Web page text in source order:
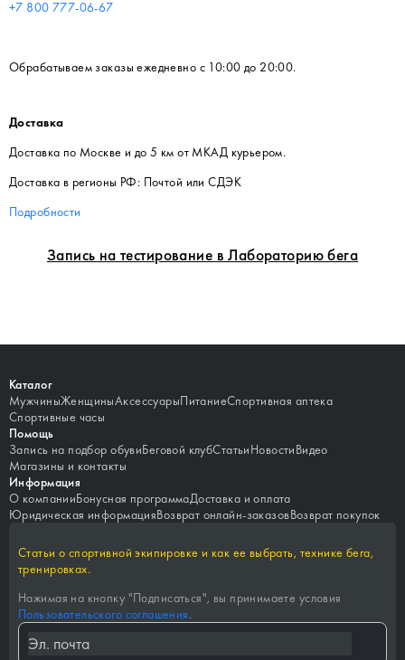
Запись на тестирование в Лабораторию бега
+7 800 777-06-67
Обрабатываем заказы ежедневно с 10:00 до 20:00.
Доставка
Доставка по Москве и до 5 км от МКАД курьером.
Доставка в регионы РФ: Почтой или СДЭК
Подробности
Каталог
МужчиныЖенщиныАксессуарыПитаниеСпортивная аптека
Спортивные часы
Помощь
Запись на подбор обувиБеговой клубСтатьиНовостиВидео
Магазины и контакты
Информация
О компанииБонусная программаДоставка и оплата
Юридическая информацияВозврат онлайн-заказовВозврат покупок
Статьи о спортивной экипировке и как ее выбрать, технике бега,
тренировках.
Нажимая на кнопку "Подписаться", вы принимаете условия
Пользовательского соглашения.